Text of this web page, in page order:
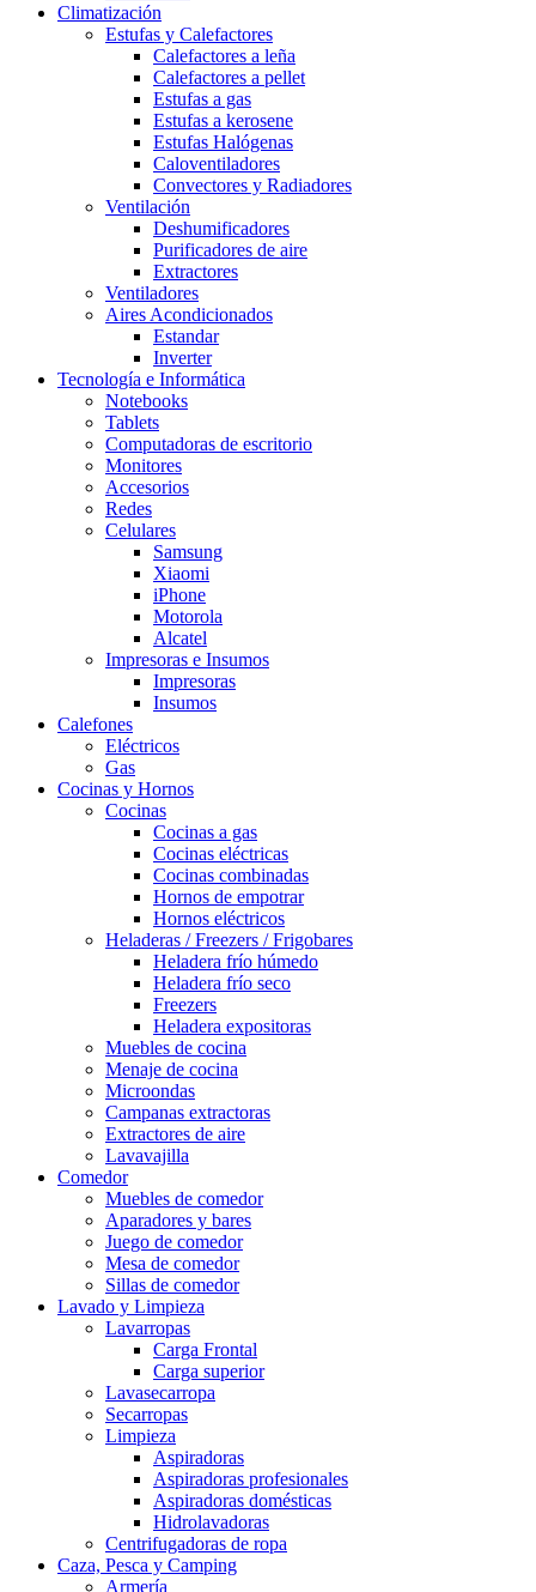
Climatización
Estufas y Calefactores
Calefactores a leña
Calefactores a pellet
Estufas a gas
Estufas a kerosene
Estufas Halógenas
Caloventiladores
Convectores y Radiadores
Ventilación
Deshumificadores
Purificadores de aire
Extractores
Ventiladores
Aires Acondicionados
Estandar
Inverter
Tecnología e Informática
Notebooks
Tablets
Computadoras de escritorio
Monitores
Accesorios
Redes
Celulares
Samsung
Xiaomi
iPhone
Motorola
Alcatel
Impresoras e Insumos
Impresoras
Insumos
Calefones
Eléctricos
Gas
Cocinas y Hornos
Cocinas
Cocinas a gas
Cocinas eléctricas
Cocinas combinadas
Hornos de empotrar
Hornos eléctricos
Heladeras / Freezers / Frigobares
Heladera frío húmedo
Heladera frío seco
Freezers
Heladera expositoras
Muebles de cocina
Menaje de cocina
Microondas
Campanas extractoras
Extractores de aire
Lavavajilla
Comedor
Muebles de comedor
Aparadores y bares
Juego de comedor
Mesa de comedor
Sillas de comedor
Lavado y Limpieza
Lavarropas
Carga Frontal
Carga superior
Lavasecarropa
Secarropas
Limpieza
Aspiradoras
Aspiradoras profesionales
Aspiradoras domésticas
Hidrolavadoras
Centrifugadoras de ropa
Caza, Pesca y Camping
Armería